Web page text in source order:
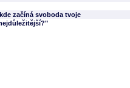
začíná svoboda tvoje